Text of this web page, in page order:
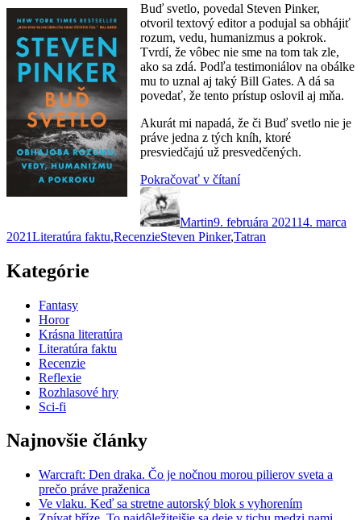
Buď svetlo, povedal Steven Pinker,
otvoril textový editor a podujal sa obhájiť
rozum, vedu, humanizmus a pokrok.
Tvrdí, že vôbec nie sme na tom tak zle,
ako sa zdá. Podľa testimoniálov na obálke
mu to uznal aj taký Bill Gates. A dá sa
povedať, že tento prístup oslovil aj mňa.
Akurát mi napadá, že či Buď svetlo nie je
práve jedna z tých kníh, ktoré
presviedčajú už presvedčených.
Pokračovať v čítaní„Buď
Pinker
o
Autor
Martin9. februára 202114. marca
2021Kategórie
Literatúra faktu,RecenzieZnačky
Steven Pinker,Tatran
Kategórie
Fantasy
Horor
Krásna literatúra
Literatúra faktu
Recenzie
Reflexie
Rozhlasové hry
Sci-fi
Najnovšie články
Warcraft: Den draka. Čo je nočnou morou pilierov sveta a
prečo práve praženica
Ve vlaku. Keď sa stretne autorský blok s vyhorením